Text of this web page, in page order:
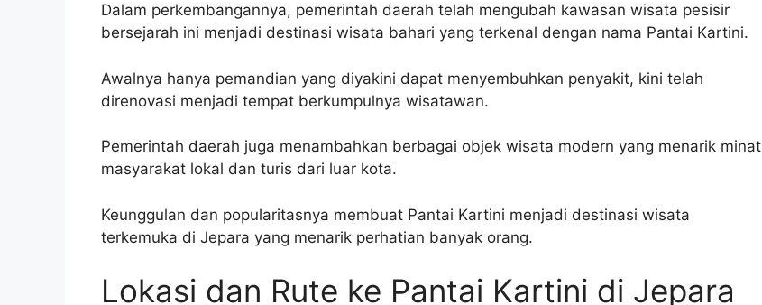
Dalam perkembangannya, pemerintah daerah telah mengubah kawasan wisata pesisir
bersejarah ini menjadi destinasi wisata bahari yang terkenal dengan nama Pantai Kartini.
Awalnya hanya pemandian yang diyakini dapat menyembuhkan penyakit, kini telah
direnovasi menjadi tempat berkumpulnya wisatawan.
Pemerintah daerah juga menambahkan berbagai objek wisata modern yang menarik minat
masyarakat lokal dan turis dari luar kota.
Keunggulan dan popularitasnya membuat Pantai Kartini menjadi destinasi wisata
terkemuka di Jepara yang menarik perhatian banyak orang.
Lokasi dan Rute ke Pantai Kartini di Jepara